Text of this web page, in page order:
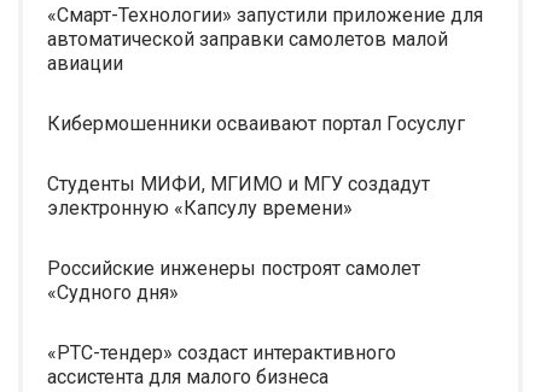
«Смарт-Технологии» запустили приложение для
автоматической заправки самолетов малой
авиации
Кибермошенники осваивают портал Госуслуг
Студенты МИФИ, МГИМО и МГУ создадут
электронную «Капсулу времени»
Российские инженеры построят самолет
«Судного дня»
«РТС-тендер» создаст интерактивного
ассистента для малого бизнеса